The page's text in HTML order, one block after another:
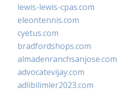
lewis-lewis-cpas.com
eleontennis.com
cyetus.com
bradfordshops.com
almadenranchsanjose.com
advocatevijay.com
adlibilimler2023.com